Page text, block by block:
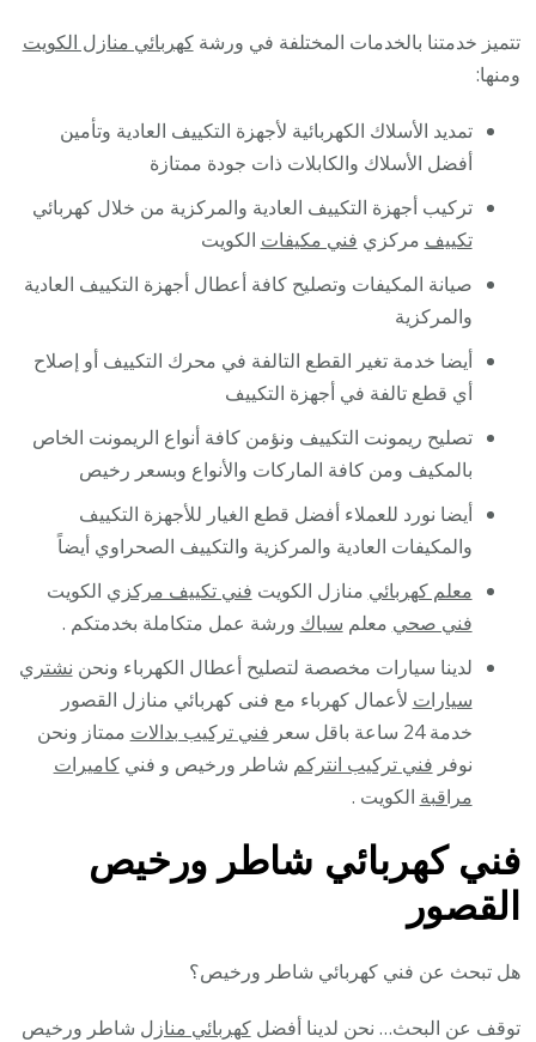
تتميز خدمتنا بالخدمات المختلفة في ورشةكهربائي منازل الكويت
ومنها:
تمديد الأسلاك الكهربائية لأجهزة التكييف العادية وتأمين
أفضل الأسلاك والكابلات ذات جودة ممتازة
تركيب أجهزة التكييف العادية والمركزية من خلال كهربائي
تكييف مركزي فني مكيفات الكويت
صيانة المكيفات وتصليح كافة أعطال أجهزة التكييف العادية
والمركزية
أيضا خدمة تغير القطع التالفة في محرك التكييف أو إصلاح
أي قطع تالفة في أجهزة التكييف
تصليح ريمونت التكييف ونؤمن كافة أنواع الريمونت الخاص
بالمكيف ومن كافة الماركات والأنواع وبسعر رخيص
أيضا نورد للعملاء أفضل قطع الغيار للأجهزة التكييف
والمكيفات العادية والمركزية والتكييف الصحراوي أيضاً
معلم كهربائي منازل الكويت فني تكييف مركزي الكويت
فني صحي معلم سباك ورشة عمل متكاملة بخدمتكم .
لدينا سيارات مخصصة لتصليح أعطال الكهرباء ونحن نشتري
سيارات لأعمال كهرباء مع فنى كهربائي منازل القصور
خدمة 24 ساعة باقل سعر
فني تركيب بدالات ممتاز ونحن
نوفر فني تركيب انتركم شاطر ورخيص و فنيكاميرات
مراقبة الكويت .
فني كهربائي شاطر ورخيص
القصور
هل تبحث عن فني كهربائي شاطر ورخيص؟
توقف عن البحث… نحن لدينا أفضلكهربائي منازل شاطر ورخيص